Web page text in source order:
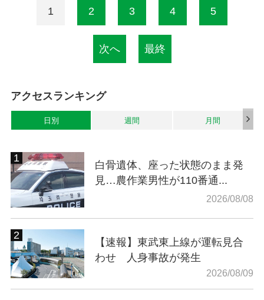
1 2 3 4 5
次へ 最終
アクセスランキング
日別 週間 月間
白骨遺体、座った状態のまま発
見…農作業男性が110番通...
2026/08/08
【速報】東武東上線が運転見合
わせ 人身事故が発生
2026/08/09